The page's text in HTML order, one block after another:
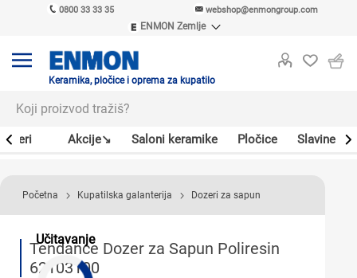
0800 33 33 35 webshop@enmongroup.com
ENMON Zemlje
ENMON MKD
Keramika, pločice i oprema za kupatilo
Akcije↘ Saloni keramike Pločice Slavine
Učitavanje
Početna Kupatilska galanterija Dozeri za sapun
Tendance Dozer za Sapun Poliresin
62103100